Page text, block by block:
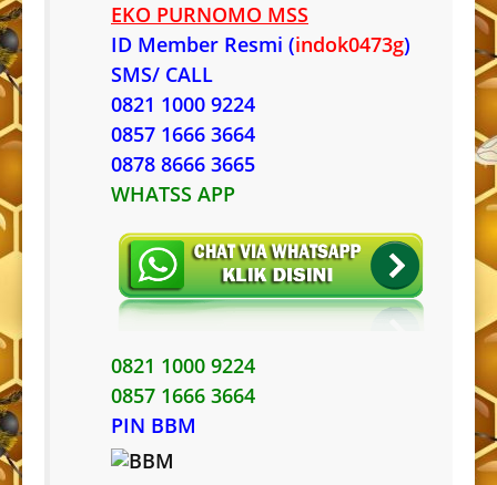
EKO PURNOMO MSS
ID Member Resmi (indok0473g)
SMS/ CALL
0821 1000 9224
0857 1666 3664
0878 8666 3665
WHATSS APP
0821 1000 9224
0857 1666 3664
PIN BBM